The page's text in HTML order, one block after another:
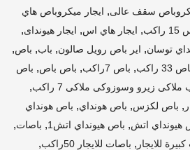
سقف عالى, ايجار ميكروباص هاي
, ايجار هاي اس, ايجار هيونداى,
توسان, اير باص رويل صالون, باب, باص,
33 راكب , باص 7راكب , باص باص, باص
,
, باص لكزس, باص هونداي, باص هونداي
هيونداي اتش, باص هيونداي اتش1 , باصات,
للايجار , باصات للايجار 50راكب ,